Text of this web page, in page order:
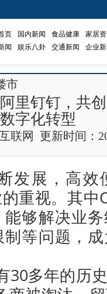
页 国内新闻 食品健康
家居
闻
娱乐八卦 交通新闻 企业
市
里钉钉，共
数字化转型
联网 更新时间：
发展，高效
重视。其中
够解决业
等问题，
30多年的历